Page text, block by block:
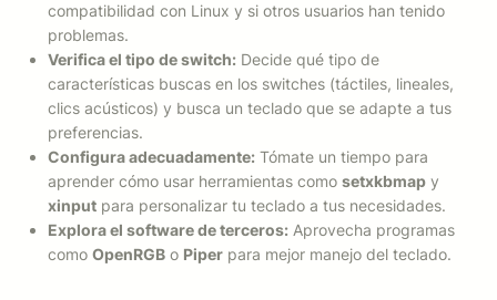
compatibilidad con Linux y si otros usuarios han tenido
problemas.
Verifica el tipo de switch: Decide qué tipo de
características buscas en los switches (táctiles, lineales,
clics acústicos) y busca un teclado que se adapte a tus
preferencias.
Configura adecuadamente: Tómate un tiempo para
aprender cómo usar herramientas como setxkbmap y
xinput para personalizar tu teclado a tus necesidades.
Explora el software de terceros: Aprovecha programas
como OpenRGB o Piper para mejor manejo del teclado.